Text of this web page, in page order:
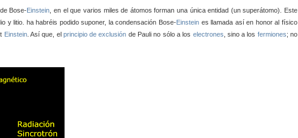
Bose-Einstein , en el que varios miles de átomos forman una única entidad (un superátomo). Este
y litio. ha habréis podido suponer, la condensación Bose-Einstein es llamada así en honor al físico
Einstein. Así que, el principio de exclusión de Paulino sólo a los electrones , sinoa los fermiones;no